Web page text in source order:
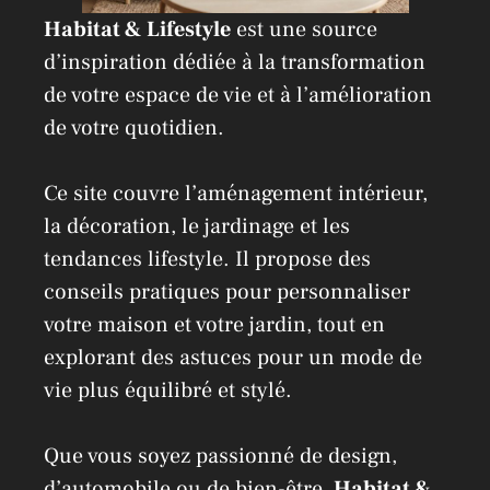
Habitat & Lifestyle est une source
d’inspiration dédiée à la transformation
de votre espace de vie et à l’amélioration
de votre quotidien.
Ce site couvre l’aménagement intérieur,
la décoration, le jardinage et les
tendances lifestyle. Il propose des
conseils pratiques pour personnaliser
votre maison et votre jardin, tout en
explorant des astuces pour un mode de
vie plus équilibré et stylé.
Que vous soyez passionné de design,